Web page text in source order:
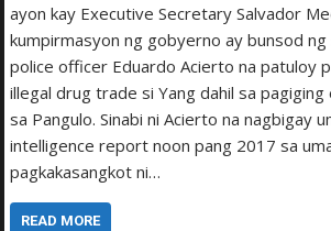
ayon kay Executive Secretary Salvador
kumpirmasyon ng gobyerno ay bunsod
police officer Eduardo Acierto na patuloy
illegal drug trade si Yang dahil sa
sa Pangulo. Sinabi ni Acierto na nagbigay
intelligence report noon pang 2017 sa
pagkakasangkot ni…
READ MORE